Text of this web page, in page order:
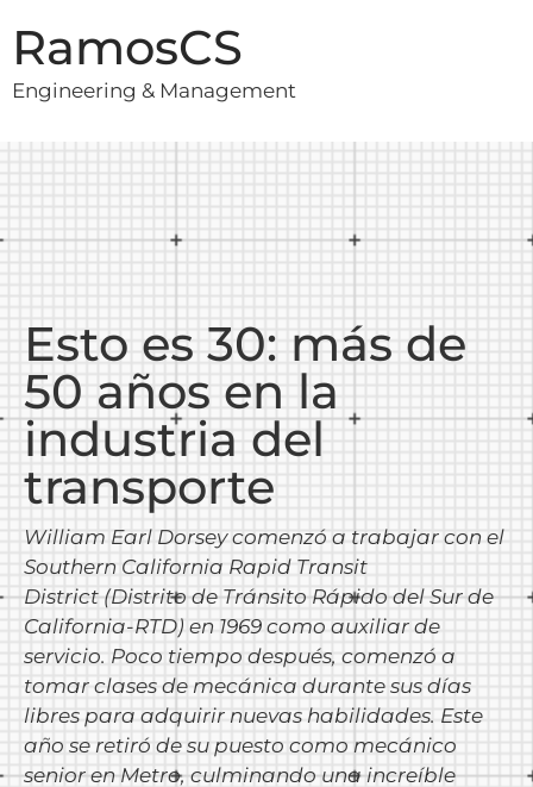
RamosCS
Engineering & Management
Esto es 30: más de
50 años en la
industria del
transporte
William Earl Dorsey comenzó a trabajar con el
Southern California Rapid Transit
District (Distrito de Tránsito Rápido del Sur de
California-RTD) en 1969 como auxiliar de
servicio. Poco tiempo después, comenzó a
tomar clases de mecánica durante sus días
libres para adquirir nuevas habilidades. Este
año se retiró de su puesto como mecánico
senior en Metro, culminando una increíble